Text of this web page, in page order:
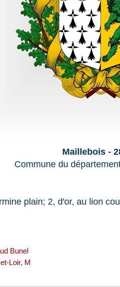
Maillebois -
Commune du
plain; 2, d'or, au lion
Bunel
Loir, M